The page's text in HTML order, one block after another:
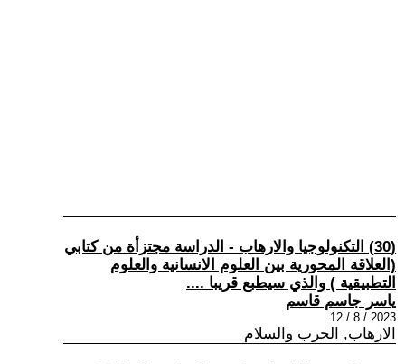
(30) التكنولوجيا والارهاب - الدراسة مجتزأة من كتابي
(العلاقة المحورية بين العلوم الانسانية والعلوم
التطبيقية ) والذي سيطبع قريبا ....
ياسر جاسم قاسم
2023 / 8 / 12
الارهاب, الحرب والسلام